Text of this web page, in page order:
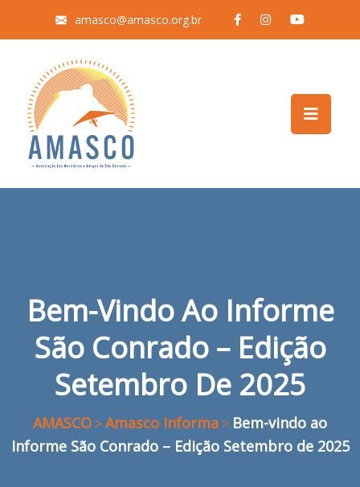
amasco@amasco.org.br
Bem-Vindo Ao Informe
São Conrado – Edição
Setembro De 2025
AMASCO >Amasco Informa > Bem-vindo ao
Informe São Conrado – Edição Setembro de 2025